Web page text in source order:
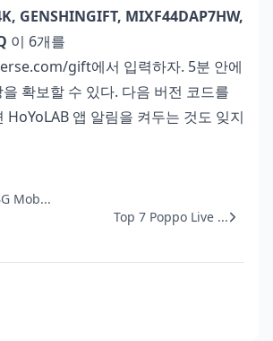
GENSHINGIFT, MIXF44DAP7HW,
이 6개를
gift에서 입력하자. 5분 안에
확보할 수 있다. 다음 버전 코드를
HoYoLAB 앱 알림을 켜두는 것도 잊지
Mob...
Top 7 Poppo Live ...